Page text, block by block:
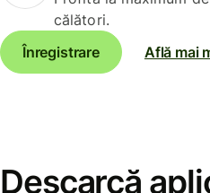
călători.
Înregistrare
Află mai
Descarcă